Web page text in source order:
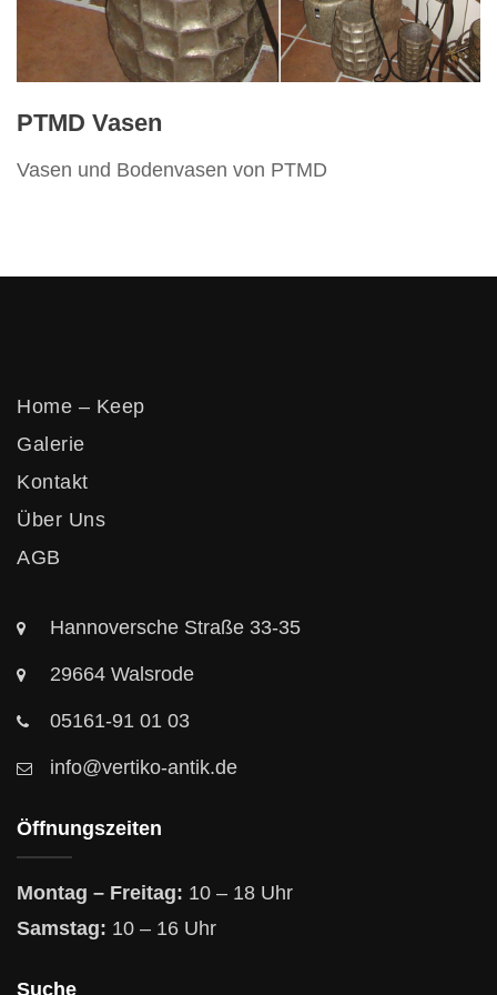
Vertikos
PTMD Vasen
Vasen und Bodenvasen von PTMD
Home – Keep
Galerie
Kontakt
Über Uns
AGB
Hannoversche Straße 33-35
29664 Walsrode
05161-91 01 03
info@vertiko-antik.de
Öffnungszeiten
Montag – Freitag: 10 – 18 Uhr
Samstag: 10 – 16 Uhr
Suche